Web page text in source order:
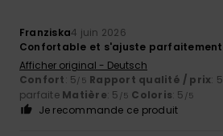
Franziska4 juin 2026
Confortable et s'ajuste parfaitement
Afficher original - Deutsch
Confort: 5/5 Rapport qualité / prix: 5
parfaite Matière: 5 /5 Coloris: 5 /5
Je recommande ce produit